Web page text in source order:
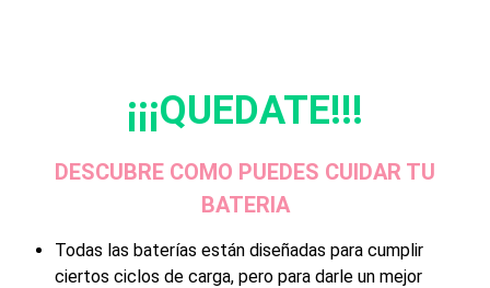
¡¡¡QUEDATE!!!
DESCUBRE COMO PUEDES CUIDAR TU
BATERIA
Todas las baterías están diseñadas para cumplir
ciertos ciclos de carga, pero para darle un mejor